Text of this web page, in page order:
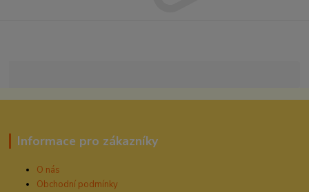
Informace pro zákazníky
O nás
Obchodní podmínky